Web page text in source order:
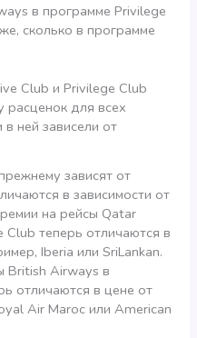
в программе Privilege
сколько в программе
Club и Privilege Club
расценок для всех
ней зависели от
зависят от
в зависимости от
на рейсы Qatar
теперь отличаются в
Iberia или SriLankan.
British Airways в
отличаются в цене от
Air Maroc или American